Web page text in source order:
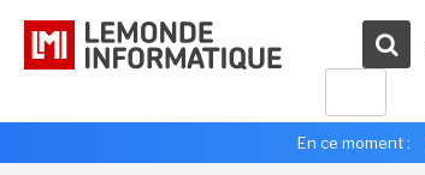
En ce moment :